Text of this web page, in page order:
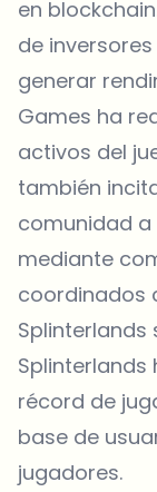
en
de
generar
Games ha
activos del
también
comunidad a
mediante
coordinados
Splinterlands
récord de
base de
jugadores.